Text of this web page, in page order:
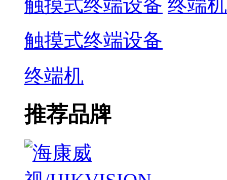
触摸式终端设备 终端机
触摸式终端设备
终端机
推荐品牌